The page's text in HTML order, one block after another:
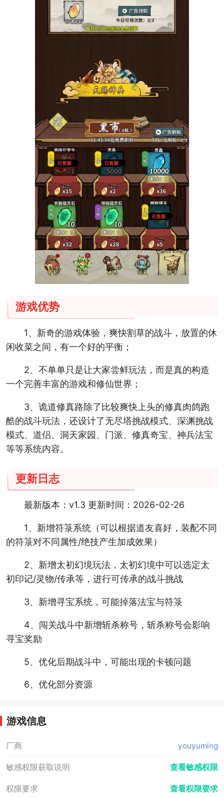
游戏优势
1、新奇的游戏体验，爽快割草的战斗，放置的休
闲收菜之间，有一个好的平衡；
2、不单单只是让大家尝鲜玩法，而是真的构造
一个完善丰富的游戏和修仙世界；
3、诡道修真路除了比较爽快上头的修真肉鸽跑
酷的战斗玩法，还设计了无尽塔挑战模式、深渊挑战
模式、道侣、洞天家园、门派、修真奇宝、神兵法宝
等等系统内容。
更新日志
最新版本：v1.3 更新时间：2026-02-26
1、新增符箓系统（可以根据道友喜好，装配不同
的符箓对不同属性/绝技产生加成效果）
2、新增太初幻境玩法，太初幻境中可以选定太
初印记/灵物/传承等，进行可传承的战斗挑战
3、新增寻宝系统，可能掉落法宝与符箓
4、闯关战斗中新增斩杀称号，斩杀称号会影响
寻宝奖励
5、优化后期战斗中，可能出现的卡顿问题
6、优化部分资源
游戏信息
厂商 youyuming
敏感权限获取说明 查看敏感权限
权限要求 查看权限要求